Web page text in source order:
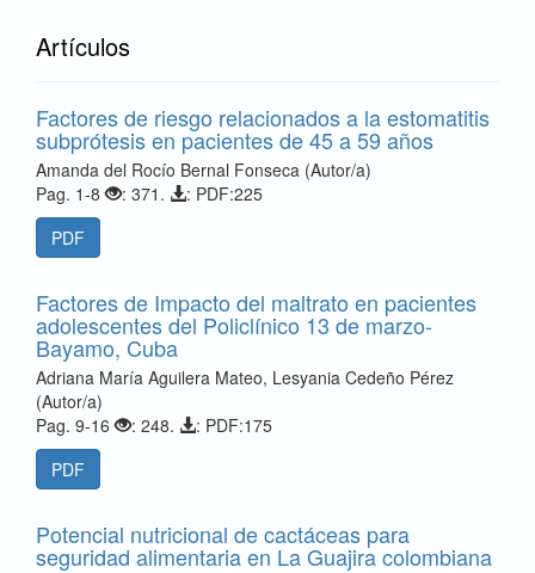
Artículos
Factores de riesgo relacionados a la estomatitis
subprótesis en pacientes de 45 a 59 años
Amanda del Rocío Bernal Fonseca (Autor/a)
Pag. 1-8
: 371.
: PDF:225
PDF
Factores de Impacto del maltrato en pacientes
adolescentes del Policlínico 13 de marzo-
Bayamo, Cuba
Adriana María Aguilera Mateo, Lesyania Cedeño Pérez
(Autor/a)
Pag. 9-16
: 248.
: PDF:175
PDF
Potencial nutricional de cactáceas para
seguridad alimentaria en La Guajira colombiana